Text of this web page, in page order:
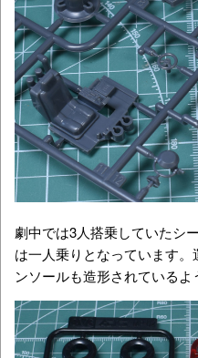
劇中では3人搭乗していたシ
は一人乗りとなっています
ンソールも造形されているよ